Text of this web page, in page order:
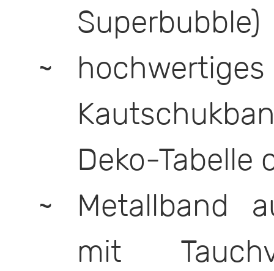
Superbubble)
Deko-Tabelle
Metallband
mit